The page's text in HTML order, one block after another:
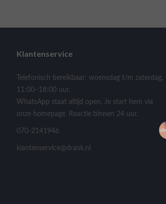
Klantenservice
Telefonisch bereikbaar: woensdag t/m zaterdag,
11:00–18:00 uur.
WhatsApp staat altijd open. Je start hem via
onze homepage. Reactie binnen 24 uur.
070-2141946
klantenservice@drank.nl